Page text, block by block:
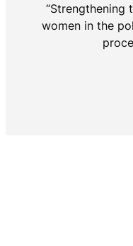
“Strengthening
women in the